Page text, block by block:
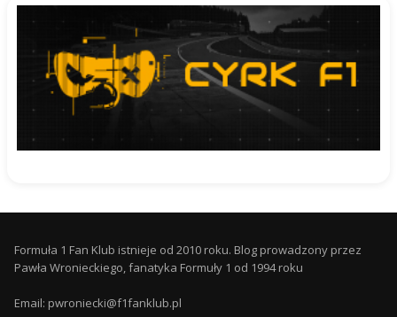
Formuła 1 Fan Klub istnieje od 2010 roku. Blog prowadzony przez
Pawła Wronieckiego, fanatyka Formuły 1 od 1994 roku
Email: pwroniecki@f1fanklub.pl